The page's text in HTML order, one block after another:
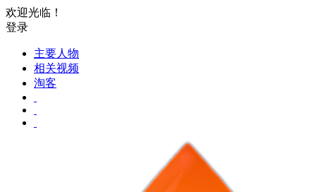
欢迎光临！
登录
主要人物
相关视频
淘客